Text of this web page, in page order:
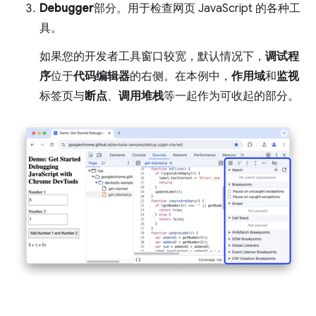
Debugger部分。用于检查网页 JavaScript 的各种工
具。
如果您的开发者工具窗口较宽，默认情况下， 调试程
序位于代码编辑器的右侧。在本例中， 作用域和监视
标签页与断点、 调用堆栈等一起作为可收起的部分。